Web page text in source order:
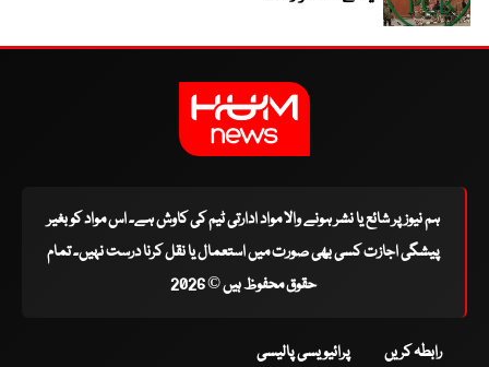
ہم نیوز پر شائع یا نشر ہونے والا مواد ادارتی ٹیم کی کاوش ہے۔ اس مواد کو بغیر
پیشگی اجازت کسی بھی صورت میں استعمال یا نقل کرنا درست نہیں۔ تمام
حقوق محفوظ ہیں © 2026
رابطہ کریں پرائیویسی پالیسی